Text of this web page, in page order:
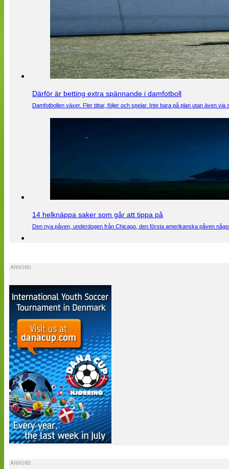
Därför är betting extra spännande i damfotboll
Damfotbollen växer. Fler tittar, följer och spelar. Inte bara på plan utan även
14 helknäppa saker som går att tippa på
Den nya påven, underdogen från Chicago, den första amerikanska påven
ANNONS
ANNONS